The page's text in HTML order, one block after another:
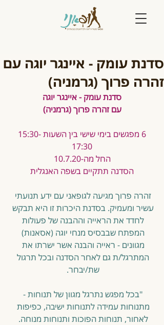
סדנת עומק - איינגר יוגה עם
זהרה פרוך (גרמניה)
סדנת עומק - איינגר יוגה
עם זהרה פרוך (גרמניה)
6 מפגשים בימי שישי בין השעות 15:30-
17:30
החל מה-10.7.20
הסדנה תתקיים בשפה האנגלית
זהרה פרוך מגיעה לגופאני עם ידע תנועתי
עשיר ומעמיק. בסדנת היכרות זו היא תבקש
לחדד את הראייה וההבנה של פעולות
המפתח שבבסיס מנחי יוגה (אסאנות)
מגוונים - ראייה והבנה אשר ישרתו את
המתרגל/ת גם לאחר הסדנה ובכל תרגול
שת/יבחר.
"בכל מפגש נתרגל מגוון של תנוחות -
מתנוחות עמידה לתנוחות ישיבה, כפיפות
לאחור, תנוחות הפוכות ותנוחות מנוחה.